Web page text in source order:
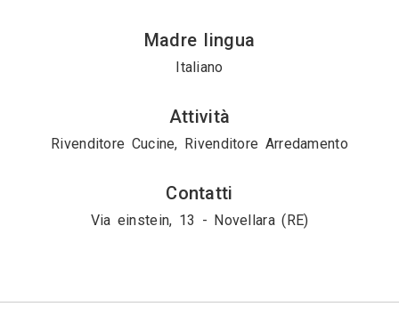
Madre lingua
Italiano
Attività
Rivenditore Cucine, Rivenditore Arredamento
Contatti
Via einstein, 13 - Novellara (RE)